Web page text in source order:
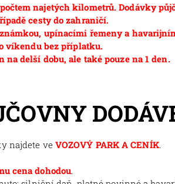
najetých kilometrů. Dodávky
cesty do zahraničí.
upínacími řemeny a
víkendu bez příplatku.
na delší dobu, ale také pouze na 1 den.
najdete ve VOZOVÝ PARK A CENÍK.
cena dohodou.